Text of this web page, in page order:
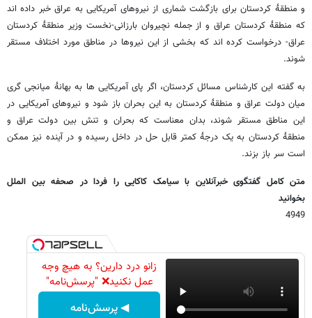
و منطقۀ کردستان برای بازگشت شماری از نیروهای آمریکایی به عراق خبر داده اند
که منطقۀ کردستان عراق و از جمله نچیروان بارزانی-نخست وزیر منطقۀ کردستان
عراق- درخواست کرده اند که بخشی از این نیروها در مناطق مورد اختلاف مستقر
شوند.
به گفته این کارشناس مسائل کردستان، اگر پای آمریکایی ها به بهانۀ میانجی گری
میان دولت عراق و منطقۀ کردستان به این بحران باز شود و نیروهای آمریکایی در
این مناطق مستقر شوند، بدان معناست که بحران و تنش بین دولت عراق و
منطقۀ کردستان به یک درجۀ کمتر قابل حل در داخل رسیده و در آینده نیز ممکن
است سر باز بزند.
متن کامل گفتگوی خبرآنلاین با سیامک کاکایی را فردا در صحفه بین الملل
بخوانید
4949
زانو درد دارین؟ به هیچ وجه
عمل نکنید❌ "پرسش‌نامه"
◀ پرسش‌نامه